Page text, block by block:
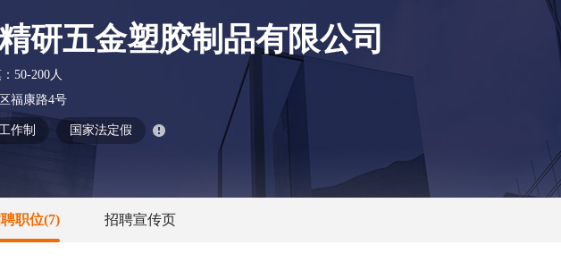
研五金塑胶制品有限公司
50-200人
福康路4号
作制 国家法定假
职位(7) 招聘宣传页